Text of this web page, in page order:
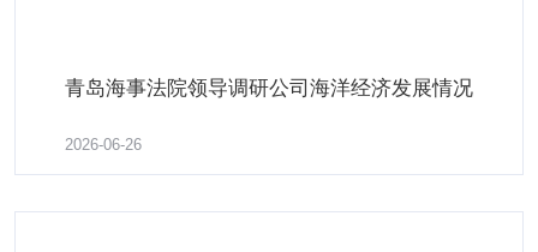
青岛海事法院领导调研公司海洋经济发展情况
青岛海事法院领导调研公司海洋经济发展情况
2026-06-26